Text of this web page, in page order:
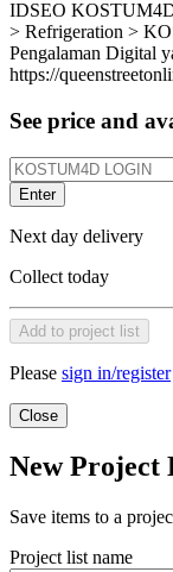
IDSEO
> Refrigeration >
Pengalaman Digital
https://
See price and
Enter
Next day delivery
Collect today
Add to project list
Please sign in/register
Close
New Project
Save items to a
Project list name